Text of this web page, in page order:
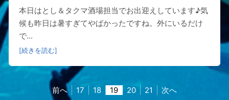
本日はとし＆タクマ酒場担当でお出迎えしています♪気
候も昨日は暑すぎてやばかったですね。外にいるだけ
で...
[続きを読む]
前へ 17 18 19 20 21 次へ